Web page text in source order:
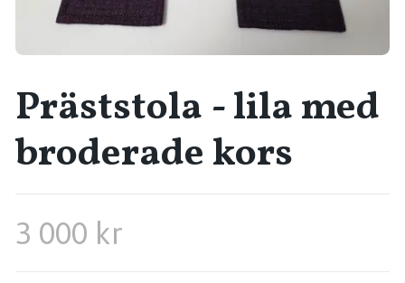
Präststola - lila med
broderade kors
3 000 kr